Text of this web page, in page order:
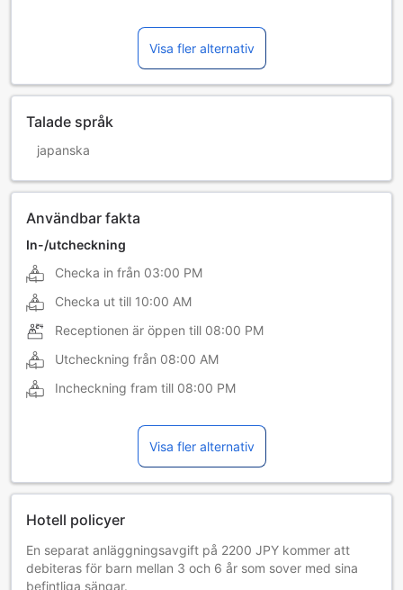
Visa fler alternativ
Talade språk
japanska
Användbar fakta
In-/utcheckning
Checka in från 03:00 PM
Checka ut till 10:00 AM
Receptionen är öppen till 08:00 PM
Utcheckning från 08:00 AM
Incheckning fram till 08:00 PM
Visa fler alternativ
Hotell policyer
En separat anläggningsavgift på 2200 JPY kommer att
debiteras för barn mellan 3 och 6 år som sover med sina
befintliga sängar.